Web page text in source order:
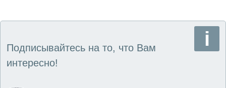
Подписывайтесь на то, что Вам
интересно!